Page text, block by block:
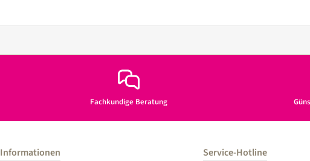
Fachkundige Beratung
Informationen Service-Hotline